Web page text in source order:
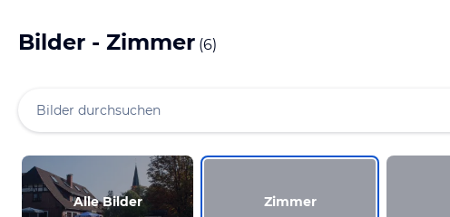
Bilder - Zimmer (6)
Alle Bilder Zimmer